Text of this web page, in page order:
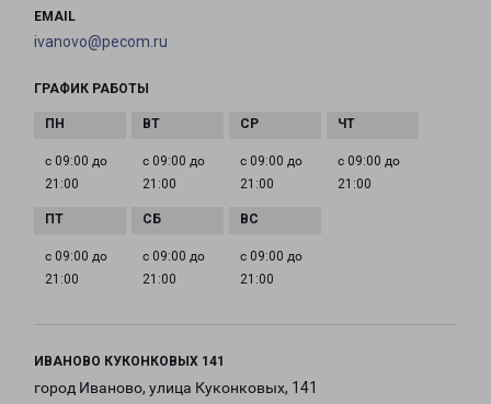
EMAIL
ivanovo@pecom.ru
ГРАФИК РАБОТЫ
с 09:00 до
21:00
с 09:00 до
21:00
с 09:00 до
21:00
с 09:00 до
21:00
с 09:00 до
21:00
с 09:00 до
21:00
с 09:00 до
21:00
ИВАНОВО КУКОНКОВЫХ 141
город Иваново, улица Куконковых, 141